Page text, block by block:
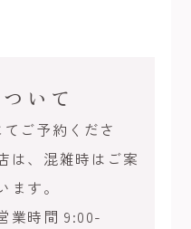
いて
ご予約くださ
は、混雑時はご案
す。
営業時間 9:00-